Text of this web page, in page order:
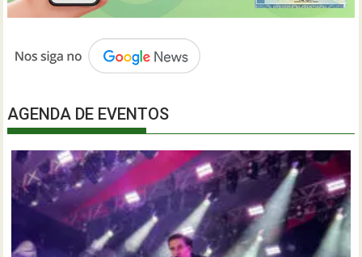
AGENDA DE EVENTOS